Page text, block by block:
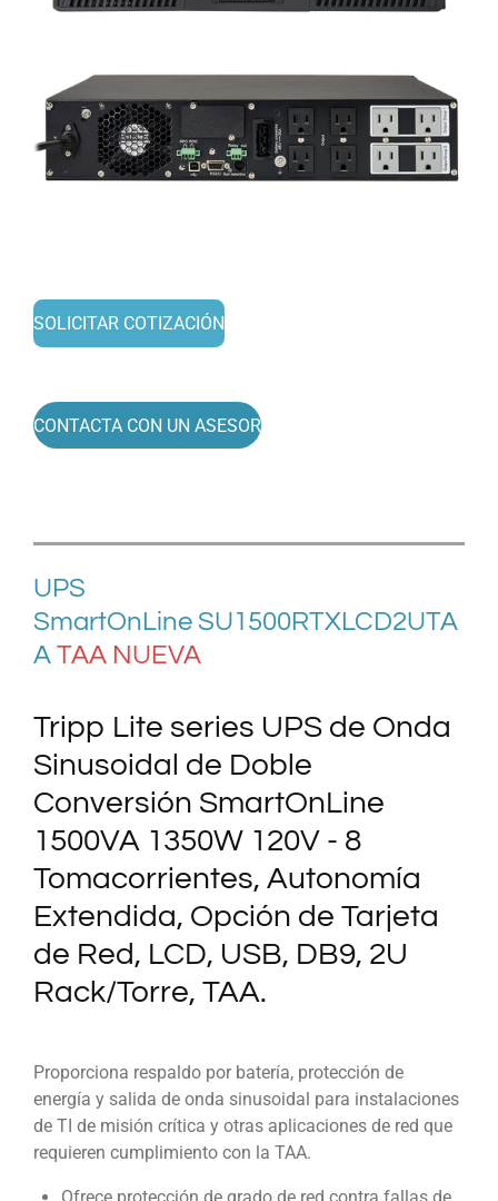
SOLICITAR COTIZACIÓN
CONTACTA CON UN ASESOR
UPS
SmartOnLine SU1500RTXLCD2UTA
A TAA NUEVA
Tripp Lite series UPS de Onda
Sinusoidal de Doble
Conversión SmartOnLine
1500VA 1350W 120V - 8
Tomacorrientes, Autonomía
Extendida, Opción de Tarjeta
de Red, LCD, USB, DB9, 2U
Rack/Torre, TAA.
Proporciona respaldo por batería, protección de
energía y salida de onda sinusoidal para instalaciones
de TI de misión crítica y otras aplicaciones de red que
requieren cumplimiento con la TAA.